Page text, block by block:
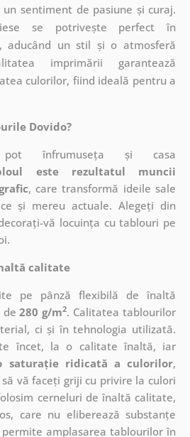
sentiment de pasiune și curaj.
se potrivește perfect în
aducând un stil și o atmosferă
imprimării garantează
culorilor, fiind ideală pentru a
Dovido?
pot înfrumuseța și casa
este rezultatul muncii
, caretransformă ideile sale
și mereu actuale. Alegeți din
vă locuința cu tablouri pe
calitate
pe pânză flexibilă de înaltă
de280 g/m2. Calitatea tablourilor
ci și în tehnologia utilizată.
încet, la o calitate înaltă, iar
saturație ridicată a culorilor,
vă faceți griji cu privire la culori
cerneluri de înaltă calitate,
care nu eliberează substanțe
amplasarea tablourilor în